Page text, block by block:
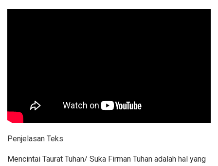
Penjelasan Teks
Mencintai Taurat Tuhan/ Suka Firman Tuhan adalah hal yang